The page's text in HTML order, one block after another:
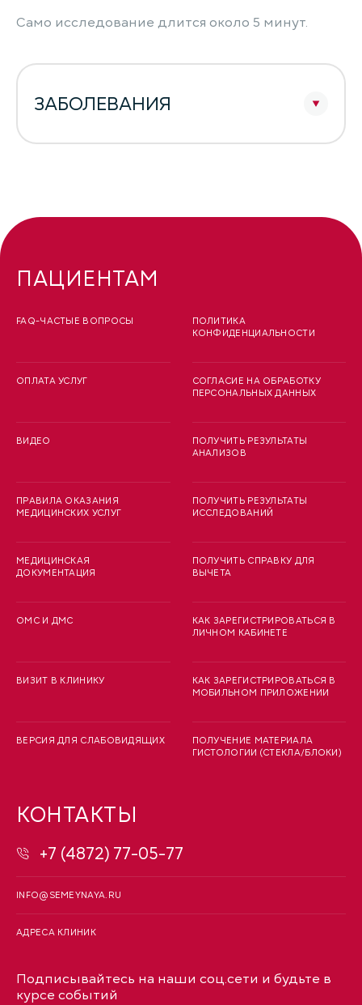
Само исследование длится около 5 минут.
ЗАБОЛЕВАНИЯ
ПАЦИЕНТАМ
FAQ-ЧАСТЫЕ ВОПРОСЫ
ОПЛАТА УСЛУГ
ВИДЕО
ПРАВИЛА ОКАЗАНИЯ
МЕДИЦИНСКИХ УСЛУГ
МЕДИЦИНСКАЯ
ДОКУМЕНТАЦИЯ
ОМС И ДМС
ВИЗИТ В КЛИНИКУ
ВЕРСИЯ ДЛЯ СЛАБОВИДЯЩИХ
ПОЛИТИКА
КОНФИДЕНЦИАЛЬНОСТИ
СОГЛАСИЕ НА ОБРАБОТКУ
ПЕРСОНАЛЬНЫХ ДАННЫХ
ПОЛУЧИТЬ РЕЗУЛЬТАТЫ
АНАЛИЗОВ
ПОЛУЧИТЬ РЕЗУЛЬТАТЫ
ИССЛЕДОВАНИЙ
ПОЛУЧИТЬ СПРАВКУ ДЛЯ
ВЫЧЕТА
КАК ЗАРЕГИСТРИРОВАТЬСЯ В
ЛИЧНОМ КАБИНЕТЕ
КАК ЗАРЕГИСТРИРОВАТЬСЯ В
МОБИЛЬНОМ ПРИЛОЖЕНИИ
ПОЛУЧЕНИЕ МАТЕРИАЛА
ГИСТОЛОГИИ (СТЕКЛА/БЛОКИ)
КОНТАКТЫ
+7 (4872) 77-05-77
INFO@SEMEYNAYA.RU
АДРЕСА КЛИНИК
Подписывайтесь на наши соц.сети и будьте в
курсе событий